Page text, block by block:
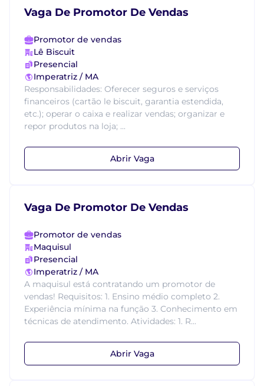
Vaga De Promotor De Vendas
Promotor de vendas
Lê Biscuit
Presencial
Imperatriz / MA
Responsabilidades: Oferecer seguros e serviços
financeiros (cartão le biscuit, garantia estendida,
etc.); operar o caixa e realizar vendas; organizar e
repor produtos na loja; ...
Abrir Vaga
Vaga De Promotor De Vendas
Promotor de vendas
Maquisul
Presencial
Imperatriz / MA
A maquisul está contratando um promotor de
vendas! Requisitos: 1. Ensino médio completo 2.
Experiência mínima na função 3. Conhecimento em
técnicas de atendimento. Atividades: 1. R...
Abrir Vaga